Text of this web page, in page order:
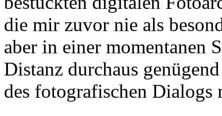
die mir zuvor nie als
aber in einer momentanen
Distanz durchaus
des fotografischen Dialogs